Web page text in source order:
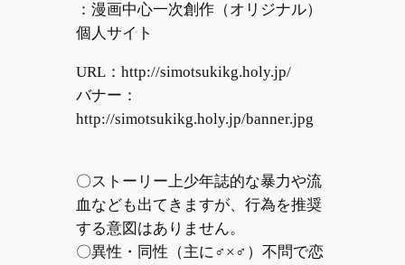
：漫画中心一次創作（オリジナル）
個人サイト
URL：http://simotsukikg.holy.jp/
バナー：
http://simotsukikg.holy.jp/banner.jpg
〇ストーリー上少年誌的な暴力や流
血なども出てきますが、行為を推奨
する意図はありません。
〇異性・同性（主に♂×♂）不問で恋